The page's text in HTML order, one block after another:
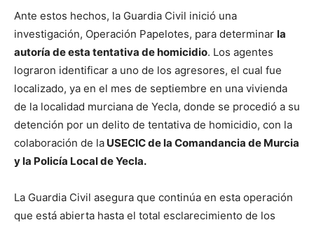
Ante estos hechos, la Guardia Civil inició una
investigación, Operación Papelotes, para determinar la
autoría de esta tentativa de homicidio. Los agentes
lograron identificar a uno de los agresores, el cual fue
localizado, ya en el mes de septiembre en una vivienda
de la localidad murciana de Yecla, donde se procedió a su
detención por un delito de tentativa de homicidio, con la
colaboración de la USECIC de la Comandancia de Murcia
y la Policía Local de Yecla.
La Guardia Civil asegura que continúa en esta operación
que está abierta hasta el total esclarecimiento de los